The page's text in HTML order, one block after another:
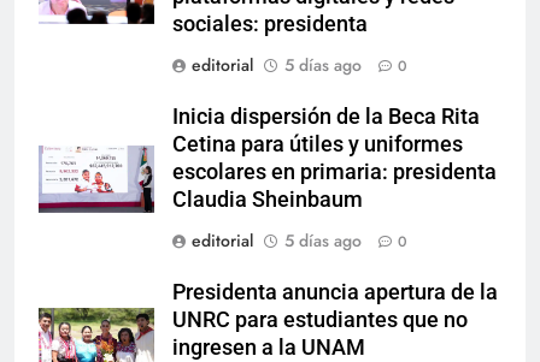
sociales: presidenta
editorial
5 días ago 0
Inicia dispersión de la Beca Rita
Cetina para útiles y uniformes
escolares en primaria: presidenta
Claudia Sheinbaum
editorial
5 días ago 0
Presidenta anuncia apertura de la
UNRC para estudiantes que no
ingresen a la UNAM